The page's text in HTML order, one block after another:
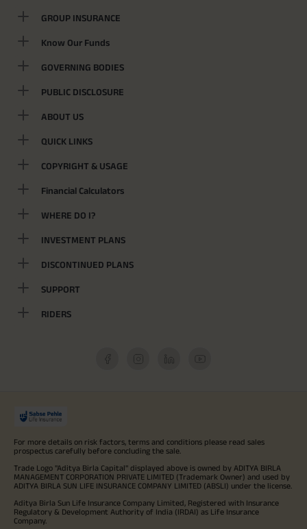
GROUP INSURANCE
Know Our Funds
GOVERNING BODIES
PUBLIC DISCLOSURE
ABOUT US
QUICK LINKS
COPYRIGHT & USAGE
Financial Calculators
WHERE DO I?
INVESTMENT PLANS
DISCONTINUED PLANS
SUPPORT
RIDERS
For more details on risk factors, terms and conditions please read sales
prospectus carefully before concluding the sale.
Trade Logo "Aditya Birla Capital" displayed above is owned by ADITYA BIRLA
MANAGEMENT CORPORATION PRIVATE LIMITED (Trademark Owner) and used by
ADITYA BIRLA SUN LIFE INSURANCE COMPANY LIMITED (ABSLI) under the license.
Aditya Birla Sun Life Insurance Company Limited, Registered with Insurance
Regulatory & Development Authority of India (IRDAI) as Life Insurance
Company.